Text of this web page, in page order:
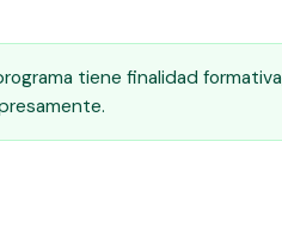
tiene finalidad